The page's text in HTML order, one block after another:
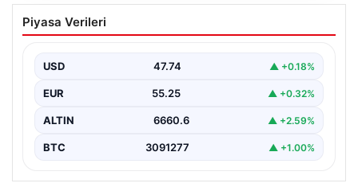
DMM’den Mekke Ortak Savunma Paktı
Hakkındaki İddialara Resmi Yanıt
Suudi Arabistan ve Pakistan arasında imzalandığı
belirtilen Mekke Ortak…
Piyasa Verileri
USD 47.74 ▲ +0.18%
EUR 55.25 ▲ +0.32%
ALTIN 6660.6 ▲ +2.59%
BTC 3091277 ▲ +1.00%